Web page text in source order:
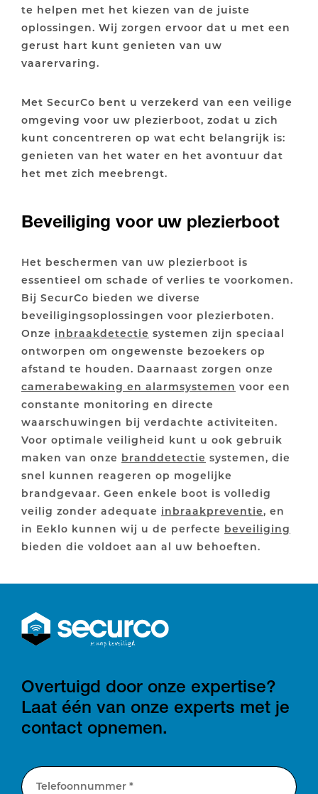
te helpen met het kiezen van de juiste
oplossingen. Wij zorgen ervoor dat u met een
gerust hart kunt genieten van uw
vaarervaring.
Met SecurCo bent u verzekerd van een veilige
omgeving voor uw plezierboot, zodat u zich
kunt concentreren op wat echt belangrijk is:
genieten van het water en het avontuur dat
het met zich meebrengt.
Beveiliging voor uw plezierboot
Het beschermen van uw plezierboot is
essentieel om schade of verlies te voorkomen.
Bij SecurCo bieden we diverse
beveiligingsoplossingen voor plezierboten.
Onze inbraakdetectie systemen zijn speciaal
ontworpen om ongewenste bezoekers op
afstand te houden. Daarnaast zorgen onze
camerabewaking en alarmsystemen voor een
constante monitoring en directe
waarschuwingen bij verdachte activiteiten.
Voor optimale veiligheid kunt u ook gebruik
maken van onze branddetectie systemen, die
snel kunnen reageren op mogelijke
brandgevaar. Geen enkele boot is volledig
veilig zonder adequate inbraakpreventie, en
in Eeklo kunnen wij u de perfecte beveiliging
bieden die voldoet aan al uw behoeften.
Overtuigd door onze expertise?
Laat één van onze experts met je
contact opnemen.
Telefoonnummer *